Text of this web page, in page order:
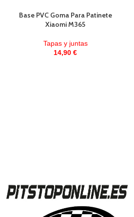
Base PVC Goma Para Patinete
Xiaomi M365
Tapas y juntas
14,90€